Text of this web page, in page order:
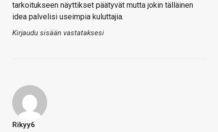
tarkoitukseen näyttikset päätyvät mutta jokin tälläinen
idea palvelisi useimpia kuluttajia.
Kirjaudu sisään vastataksesi
Rikyy6